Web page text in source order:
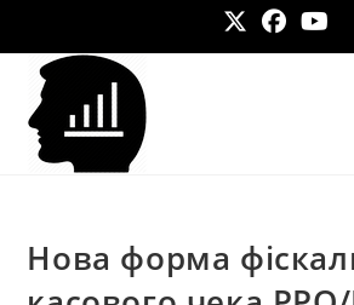
Нова форма